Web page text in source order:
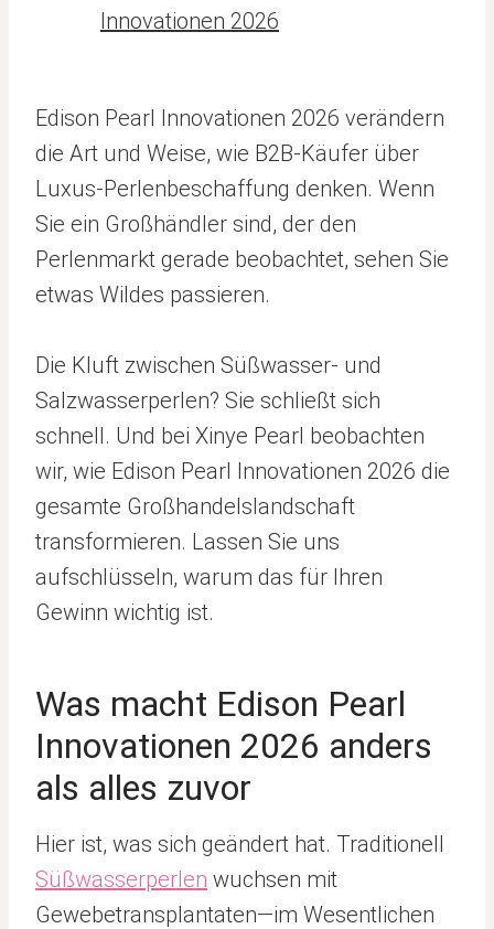
Innovationen 2026
Edison Pearl Innovationen 2026 verändern
die Art und Weise, wie B2B-Käufer über
Luxus-Perlenbeschaffung denken. Wenn
Sie ein Großhändler sind, der den
Perlenmarkt gerade beobachtet, sehen Sie
etwas Wildes passieren.
Die Kluft zwischen Süßwasser- und
Salzwasserperlen? Sie schließt sich
schnell. Und bei Xinye Pearl beobachten
wir, wie Edison Pearl Innovationen 2026 die
gesamte Großhandelslandschaft
transformieren. Lassen Sie uns
aufschlüsseln, warum das für Ihren
Gewinn wichtig ist.
Was macht Edison Pearl
Innovationen 2026 anders
als alles zuvor
Hier ist, was sich geändert hat. Traditionell
Süßwasserperlen wuchsen mit
Gewebetransplantaten—im Wesentlichen